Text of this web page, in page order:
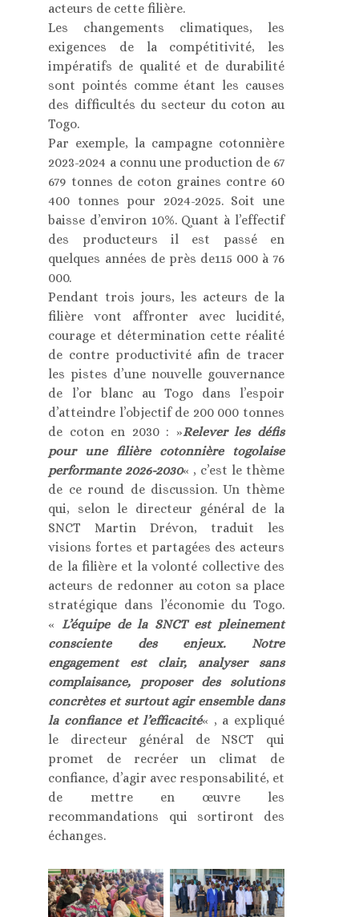
acteurs de cette filière.
Les changements climatiques, les
exigences de la compétitivité, les
impératifs de qualité et de durabilité
sont pointés comme étant les causes
des difficultés du secteur du coton au
Togo.
Par exemple, la campagne cotonnière
2023-2024 a connu une production de 67
679 tonnes de coton graines contre 60
400 tonnes pour 2024-2025. Soit une
baisse d’environ 10%. Quant à l’effectif
des producteurs il est passé en
quelques années de près de115 000 à 76
000.
Pendant trois jours, les acteurs de la
filière vont affronter avec lucidité,
courage et détermination cette réalité
de contre productivité afin de tracer
les pistes d’une nouvelle gouvernance
de l’or blanc au Togo dans l’espoir
d’atteindre l’objectif de 200 000 tonnes
de coton en 2030 : »Relever les défis
pour une filière cotonnière togolaise
performante 2026-2030« , c’est le thème
de ce round de discussion. Un thème
qui, selon le directeur général de la
SNCT Martin Drévon, traduit les
visions fortes et partagées des acteurs
de la filière et la volonté collective des
acteurs de redonner au coton sa place
stratégique dans l’économie du Togo.
«L’équipe de la SNCT est pleinement
consciente des enjeux. Notre
engagement est clair, analyser sans
complaisance, proposer des solutions
concrètes et surtout agir ensemble dans
la confiance et l’efficacité« , a expliqué
le directeur général de NSCT qui
promet de recréer un climat de
confiance, d’agir avec responsabilité, et
de mettre en œuvre les
recommandations qui sortiront des
échanges.